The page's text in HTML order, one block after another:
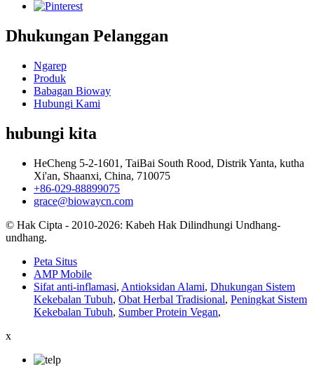
Dhukungan Pelanggan
Ngarep
Produk
Babagan Bioway
Hubungi Kami
hubungi kita
HeCheng 5-2-1601, TaiBai South Rood, Distrik Yanta, kutha
Xi'an, Shaanxi, China, 710075
+86-029-88899075
grace@biowaycn.com
© Hak Cipta - 2010-2026: Kabeh Hak Dilindhungi Undhang-
undhang.
Peta Situs
AMP Mobile
Sifat anti-inflamasi, Antioksidan Alami, Dhukungan Sistem
Kekebalan Tubuh, Obat Herbal Tradisional, Peningkat Sistem
Kekebalan Tubuh, Sumber Protein Vegan,
x